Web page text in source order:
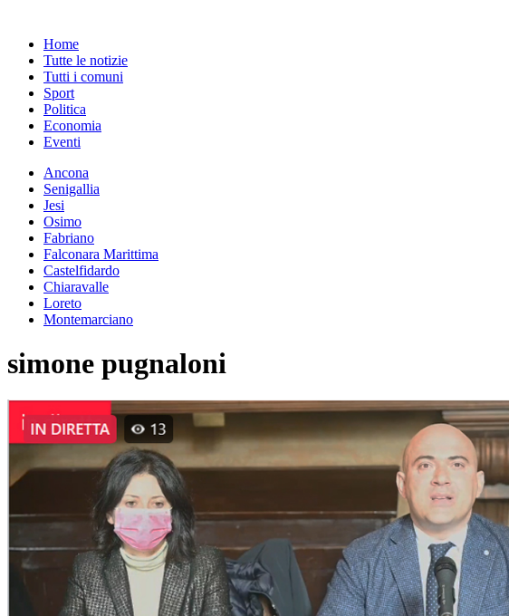
Home
Tutte le notizie
Tutti i comuni
Sport
Politica
Economia
Eventi
Ancona
Senigallia
Jesi
Osimo
Fabriano
Falconara Marittima
Castelfidardo
Chiaravalle
Loreto
Montemarciano
simone pugnaloni